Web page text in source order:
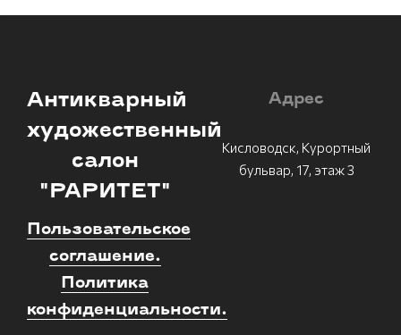
Антикварный
художественный
салон
"РАРИТЕТ"
Пользовательское
соглашение.
Политика
конфиденциальности.
Адрес
Кисловодск, Курортный
бульвар, 17, этаж 3